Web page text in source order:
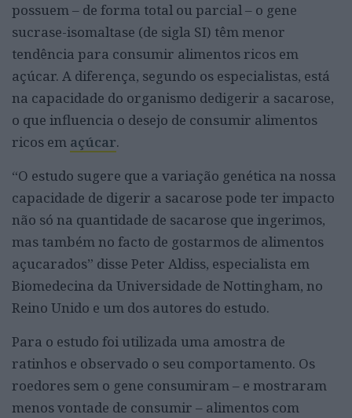
possuem – de forma total ou parcial – o gene
sucrase-isomaltase (de sigla SI) têm menor
tendência para consumir alimentos ricos em
açúcar. A diferença, segundo os especialistas, está
na capacidade do organismo dedigerir a sacarose,
o que influencia o desejo de consumir alimentos
ricos em açúcar.
“O estudo sugere que a variação genética na nossa
capacidade de digerir a sacarose pode ter impacto
não só na quantidade de sacarose que ingerimos,
mas também no facto de gostarmos de alimentos
açucarados” disse Peter Aldiss, especialista em
Biomedecina da Universidade de Nottingham, no
Reino Unido e um dos autores do estudo.
Para o estudo foi utilizada uma amostra de
ratinhos e observado o seu comportamento. Os
roedores sem o gene consumiram – e mostraram
menos vontade de consumir – alimentos com